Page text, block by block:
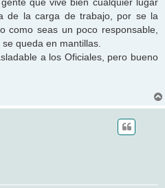
de la carga de trabajo, por se la
como seas un poco responsable,
queda en mantillas.
a los Oficiales, pero bueno